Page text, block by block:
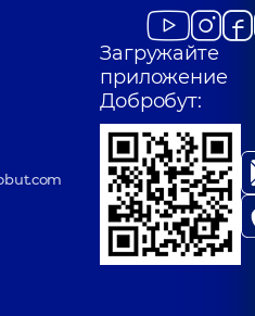
Загружайте
приложение
Добробут: